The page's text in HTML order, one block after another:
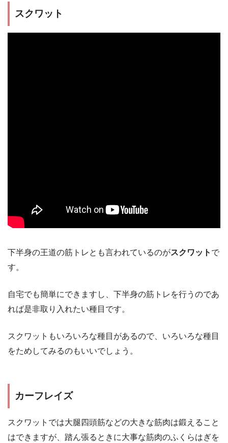
スクワット
下半身の王道の筋トレとも言われているのがスクワット で
す。
自宅でも簡単にできますし、下半身の筋トレを行うのであ
れば是非取り入れたい種目です。
スクワットもいろいろな種目があるので、いろいろな種目
をためしてみるのもいいでしょう。
カーフレイズ
スクワットでは大腿四頭筋などの大きな筋肉は鍛えること
はできますが、踏ん張るときに大事な筋肉のふくらはぎを